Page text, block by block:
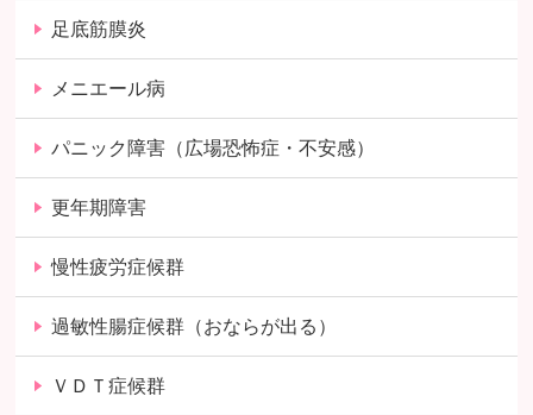
足底筋膜炎
メニエール病
パニック障害（広場恐怖症・不安感）
更年期障害
慢性疲労症候群
過敏性腸症候群（おならが出る）
ＶＤＴ症候群